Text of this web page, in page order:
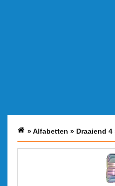
»Alfabetten » Draaiend 4